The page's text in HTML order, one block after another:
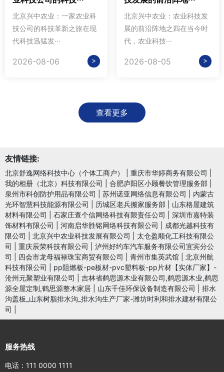
北京兴中农业：一家农业科
技公司的科技革新之旅在现
代科技迅猛发···
2026-08-06 >
北京兴中农业：农业科技发
展的前沿阵地之四在当今时
代，农业科技···
2026-08-05 >
查看更多
友情链接:
北京舒逸网络科技中心（个体工商户） 重庆市华婷商务有限公司
我的相册（北京）科技有限公司
合肥庐阳区小顾餐饮管理服务部
泉州市科创防护用品有限公司
苏州诺亚网络信息有限公司
内蒙古
光环智慧科技能源有限公司
历城区老兵搬家服务部
山东格屋建筑
材料有限公司
石家庄查个信网络科技有限责任公司
深圳市嘉特装
饰材料有限公司
河南启华胜铭网络科技有限公司
成都光越科技有
限公司
北京兴中农业科技发展有限公司
太仓盈顺化工科技有限公
司
重庆辰荣科技有限公司
泸州好约车汽车服务有限公司宜宾分公
司
四会市龙母福禄珠宝商贸有限公司 青州市集英武馆
北京州航
科技有限公司
pp阻燃板-pe板材-pvc塑料板-pp片材【实体厂家】-
沧州元聚塑业有限公司
吉林省鹤思源木业有限公司,鹤思源木业,鹤思
源全屋定制,鹤思源整木家居
山东千佳环保设备制造有限公司
排水
沟盖板_山东树脂排水沟_排水沟生产厂家-潍坊时利和排水建材有限公
司
服务热线
电话：111 0000 1111